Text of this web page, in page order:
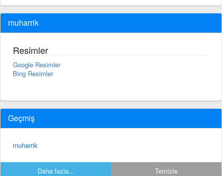
muharrik
Resimler
Google Resimler
Bing Resimler
Geçmiş
muharrik
Daha fazla... Temizle